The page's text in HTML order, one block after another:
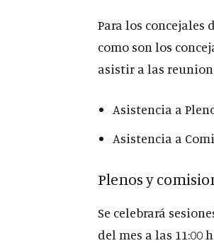
Para los concejales
como son los
asistir a las
Asistencia a
Asistencia a
Plenos y
Se celebrará
del mes a las 11:00